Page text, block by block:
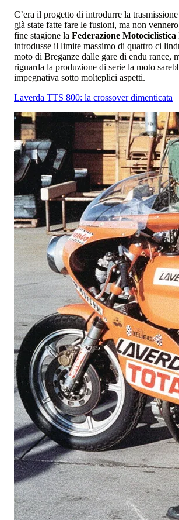
C’era il progetto di introdurre la
già state fatte fare le fusioni, ma non
fine stagione la Federazione
introdusse il limite massimo di quattro ci
moto di Breganze dalle gare di endu rance,
riguarda la produzione di serie la moto
impegnativa sotto molteplici aspetti.
Laverda TTS 800: la crossover dimenticata